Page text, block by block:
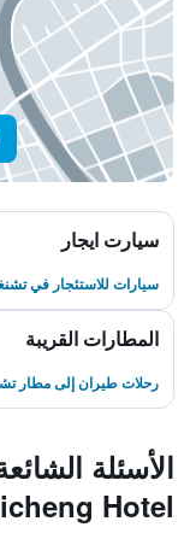
سيارت ايجار
سيارات للاستئجار في
المطارات القريبة
رحلات طيران إلى مطار
Hotel